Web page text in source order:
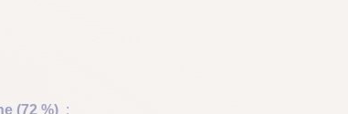
(72 %) ;